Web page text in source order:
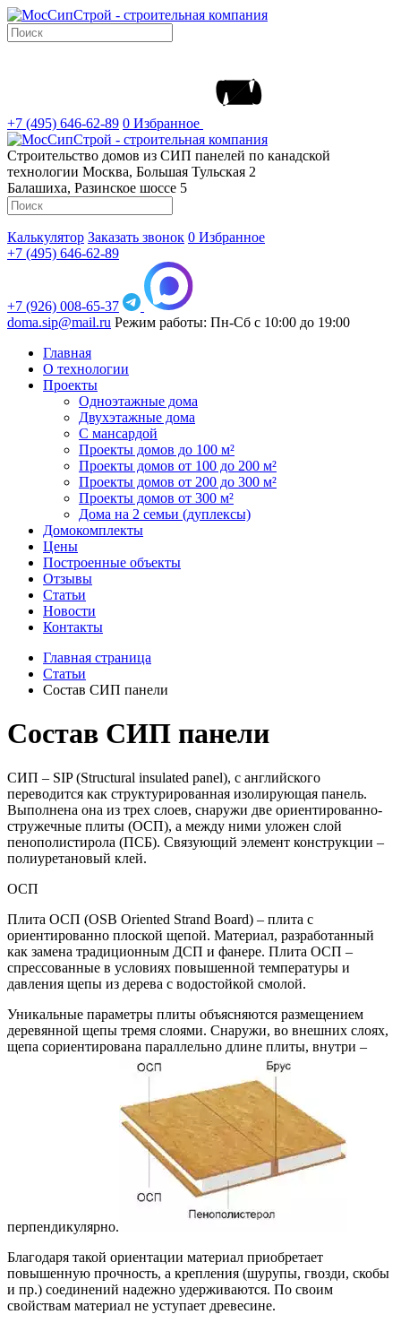
+7 (495) 646-62-89 0 Избранное
Строительство домов из СИП панелей по канадской
технологии Москва, Большая Тульская 2
Балашиха, Разинское шоссе 5
Калькулятор Заказать звонок 0 Избранное
+7 (495) 646-62-89
+7 (926) 008-65-37
doma.sip@mail.ru Режим работы: Пн-Сб с 10:00 до 19:00
Главная
О технологии
Проекты
Одноэтажные дома
Двухэтажные дома
С мансардой
Проекты домов до 100 м²
Проекты домов от 100 до 200 м²
Проекты домов от 200 до 300 м²
Проекты домов от 300 м²
Дома на 2 семьи (дуплексы)
Домокомплекты
Цены
Построенные объекты
Отзывы
Статьи
Новости
Контакты
Главная страница
Статьи
Состав СИП панели
Состав СИП панели
СИП – SIP (Structural insulated panel), с английского
переводится как структурированная изолирующая панель.
Выполнена она из трех слоев, снаружи две ориентированно-
стружечные плиты (ОСП), а между ними уложен слой
пенополистирола (ПСБ). Связующий элемент конструкции –
полиуретановый клей.
ОСП
Плита ОСП (OSB Oriented Strand Board) – плита с
ориентированно плоской щепой. Материал, разработанный
как замена традиционным ДСП и фанере. Плита ОСП –
спрессованные в условиях повышенной температуры и
давления щепы из дерева с водостойкой смолой.
Уникальные параметры плиты объясняются размещением
деревянной щепы тремя слоями. Снаружи, во внешних слоях,
щепа сориентирована параллельно длине плиты, внутри –
перпендикулярно.
Благодаря такой ориентации материал приобретает
повышенную прочность, а крепления (шурупы, гвозди, скобы
и пр.) соединений надежно удерживаются. По своим
свойствам материал не уступает древесине.